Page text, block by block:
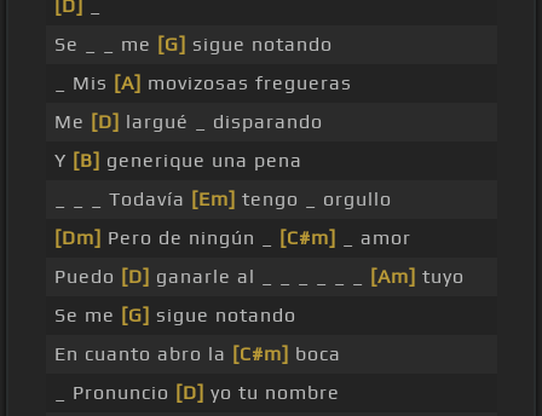
[D]
Se _ _ me [G] sigue notando
_ Mis [A] movizosas fregueras
Me [D] largué _ disparando
Y [B] generique una pena
_ _ _ Todavía [Em] tengo _ orgullo
[Dm] Pero de ningún _ [C#m]
_ amor
Puedo [D] ganarle al _ _ _ _ _ _ [Am] tuyo
Se me [G] sigue notando
En cuanto abro la [C#m] boca
_ Pronuncio [D] yo tu nombre